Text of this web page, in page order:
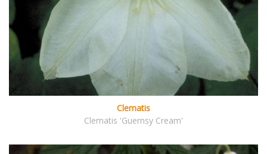
Clematis
Clematis 'Guernsy Cream'